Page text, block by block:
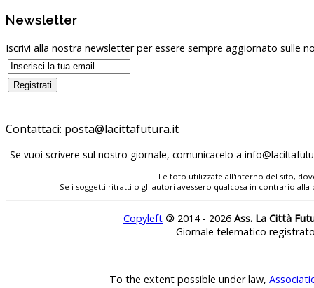
Newsletter
Iscrivi alla nostra newsletter per essere sempre aggiornato sulle
Contattaci: posta@lacittafutura.it
Se vuoi scrivere sul nostro giornale, comunicacelo a
Le foto utilizzate all'interno del sito,
Se i soggetti ritratti o gli autori avessero qualcosa in contrario
Copyleft © 2014 - 2026 Ass. La Città
Giornale telematico
To the extent possible under law,